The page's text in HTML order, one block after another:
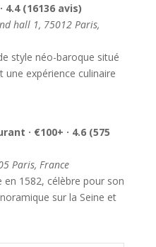
4.4 (16136 avis)
hall 1, 75012 Paris,
style néo-baroque situé
expérience culinaire
· €100+ · 4.6 (575
Paris, France
1582, célèbre pour son
sur la Seine et